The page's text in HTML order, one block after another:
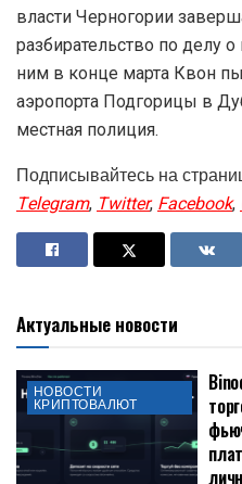
власти Черногории
разбирательство по делу
ним в конце марта Квон
аэропорта Подгорицы в
местная полиция.
Подписывайтесь на
Telegram, Twitter, Facebook,
Актуальные новости
НОВОСТИ
КРИПТОВАЛЮТ